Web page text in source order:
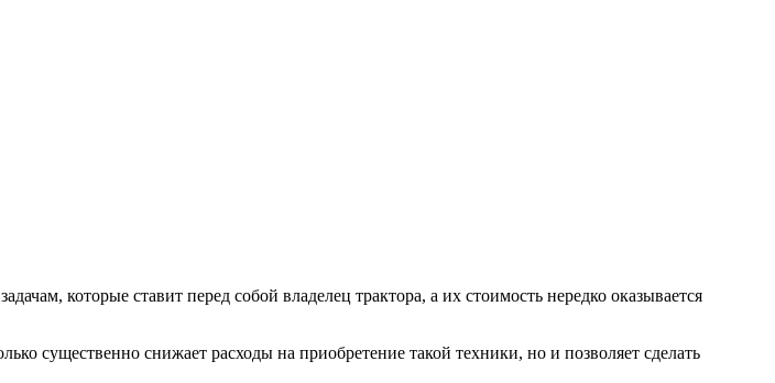
которые ставит перед собой владелец трактора, а их стоимость нередко оказывается
существенно снижает расходы на приобретение такой техники, но и позволяет сделать